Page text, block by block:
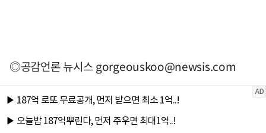
◎공감언론 뉴시스gorgeouskoo@newsis.com